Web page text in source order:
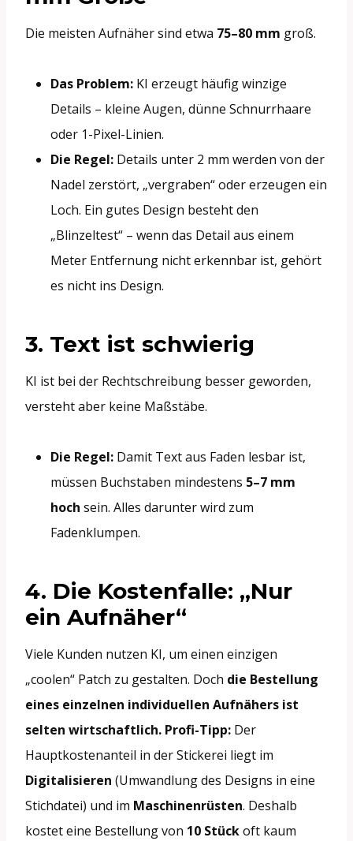
Die meisten Aufnäher sind etwa 75–80 mm groß.
Das Problem: KI erzeugt häufig winzige
Details – kleine Augen, dünne Schnurrhaare
oder 1-Pixel-Linien.
Die Regel: Details unter 2 mm werden von der
Nadel zerstört, „vergraben“ oder erzeugen ein
Loch. Ein gutes Design besteht den
„Blinzeltest“ – wenn das Detail aus einem
Meter Entfernung nicht erkennbar ist, gehört
es nicht ins Design.
3. Text ist schwierig
KI ist bei der Rechtschreibung besser geworden,
versteht aber keine Maßstäbe.
Die Regel: Damit Text aus Faden lesbar ist,
müssen Buchstaben mindestens 5–7 mm
hoch sein. Alles darunter wird zum
Fadenklumpen.
4. Die Kostenfalle: „Nur
ein Aufnäher“
Viele Kunden nutzen KI, um einen einzigen
„coolen“ Patch zu gestalten. Doch die Bestellung
eines einzelnen individuellen Aufnähers ist
selten wirtschaftlich. Profi-Tipp: Der
Hauptkostenanteil in der Stickerei liegt im
Digitalisieren (Umwandlung des Designs in eine
Stichdatei) und im Maschinenrüsten. Deshalb
kostet eine Bestellung von 10 Stückoft kaum